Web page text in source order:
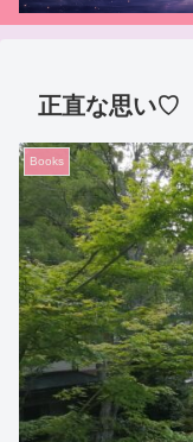
正直な思い♡
Books